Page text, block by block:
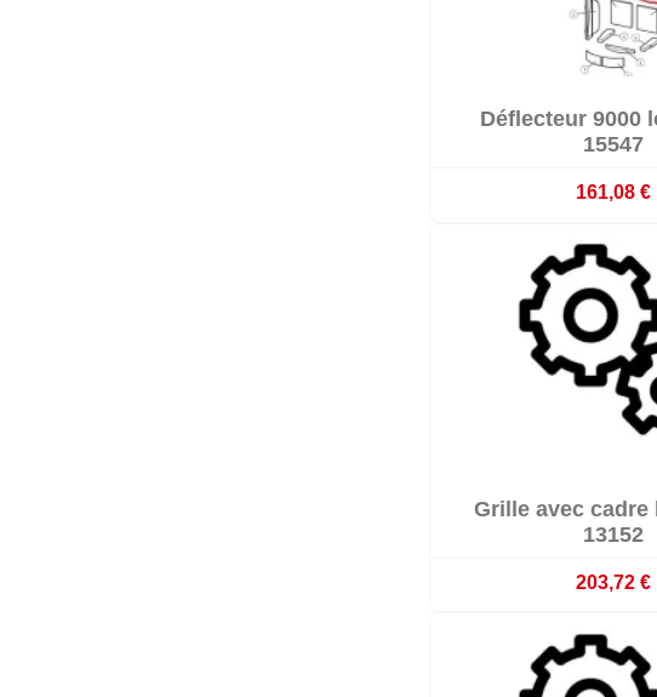
Délai 3-4
Déflecteur 9000
15547
161,08 €
 Délai 3-4
Grille avec cadre
13152
203,72 €